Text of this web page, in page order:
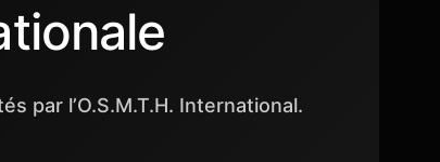
par l’O.S.M.T.H. International.